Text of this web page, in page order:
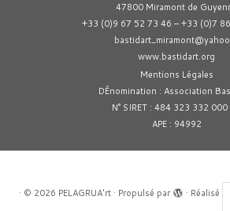
47800 Miramont de
+33 (0)9 67 52 73 46 – +33 (0)7
www.bastidart.org
Mentions Légales
DÉnomination : Association
N° SIRET : 484 323 332 000
APE : 94992
· © 2026 PELAGRUA'rt· Propulsé par · Réalisé